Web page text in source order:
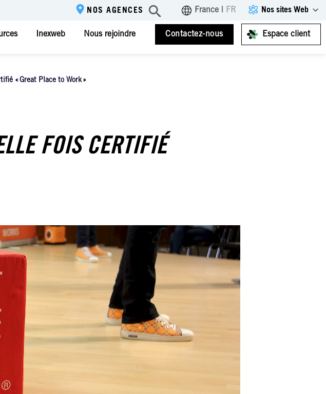
NOS AGENCES France FR Nos sites Web
Inexweb Nous rejoindre Contactez-nous Espace client
« Great Place to Work »
FOIS CERTIFIÉ